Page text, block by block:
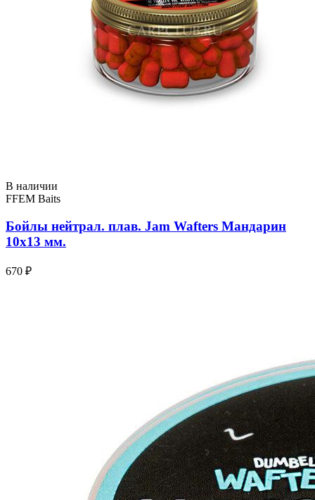
В наличии
FFEM Baits
Бойлы нейтрал. плав. Jam Wafters Мандарин
10x13 мм.
670 ₽